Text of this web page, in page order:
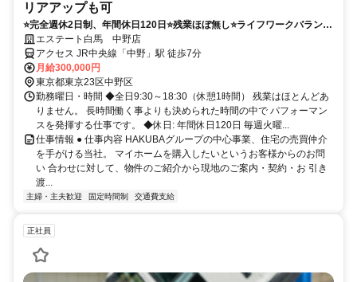
リアアップも可
⭐️完全週休2日制、年間休日120日⭐️残業ほぼ無し⭐️ライフワークバランス
も充実
エステート白馬 中野店
アクセス JR中央線「中野」駅 徒歩7分
月給300,000円
東京都東京23区中野区
勤務曜日・時間 ◆全日9:30～18:30（休憩1時間） 残業はほとんどあ
りません。 長時間働く事よりも決められた時間の中で パフォーマン
スを発揮する仕事です。 ◆休日: 年間休日120日 毎週火曜...
仕事情報 ● 仕事内容 HAKUBAグループの中心事業、住宅の売買仲介
を手がける当社。 マイホームを購入したいというお客様からのお問
い 合わせに対して、物件のご紹介から現地のご案内・契約・お 引き
渡...
主婦・主夫歓迎 固定時間制 交通費支給
正社員